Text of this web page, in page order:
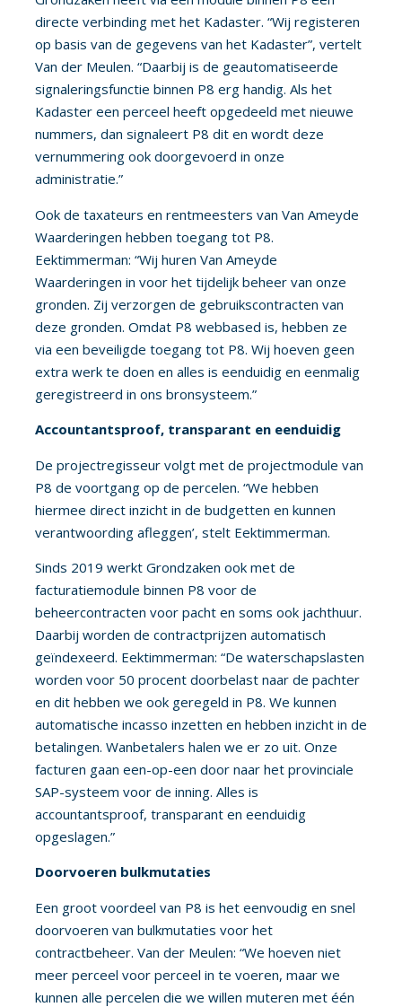
directe verbinding met het Kadaster. “Wij registeren
op basis van de gegevens van het Kadaster”, vertelt
Van der Meulen. “Daarbij is de geautomatiseerde
signaleringsfunctie binnen P8 erg handig. Als het
Kadaster een perceel heeft opgedeeld met nieuwe
nummers, dan signaleert P8 dit en wordt deze
vernummering ook doorgevoerd in onze
administratie.”
Ook de taxateurs en rentmeesters van Van Ameyde
Waarderingen hebben toegang tot P8.
Eektimmerman: “Wij huren Van Ameyde
Waarderingen in voor het tijdelijk beheer van onze
gronden. Zij verzorgen de gebruikscontracten van
deze gronden. Omdat P8 webbased is, hebben ze
via een beveiligde toegang tot P8. Wij hoeven geen
extra werk te doen en alles is eenduidig en eenmalig
geregistreerd in ons bronsysteem.”
Accountantsproof, transparant en eenduidig
De projectregisseur volgt met de projectmodule van
P8 de voortgang op de percelen. “We hebben
hiermee direct inzicht in de budgetten en kunnen
verantwoording afleggen’, stelt Eektimmerman.
Sinds 2019 werkt Grondzaken ook met de
facturatiemodule binnen P8 voor de
beheercontracten voor pacht en soms ook jachthuur.
Daarbij worden de contractprijzen automatisch
geïndexeerd. Eektimmerman: “De waterschapslasten
worden voor 50 procent doorbelast naar de pachter
en dit hebben we ook geregeld in P8. We kunnen
automatische incasso inzetten en hebben inzicht in de
betalingen. Wanbetalers halen we er zo uit. Onze
facturen gaan een-op-een door naar het provinciale
SAP-systeem voor de inning. Alles is
accountantsproof, transparant en eenduidig
opgeslagen.”
Doorvoeren bulkmutaties
Een groot voordeel van P8 is het eenvoudig en snel
doorvoeren van bulkmutaties voor het
contractbeheer. Van der Meulen: “We hoeven niet
meer perceel voor perceel in te voeren, maar we
kunnen alle percelen die we willen muteren met één